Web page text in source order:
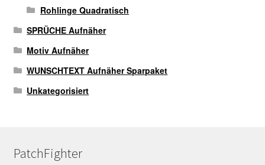
Rohlinge Quadratisch
SPRÜCHE Aufnäher
Motiv Aufnäher
WUNSCHTEXT Aufnäher Sparpaket
Unkategorisiert
PatchFighter